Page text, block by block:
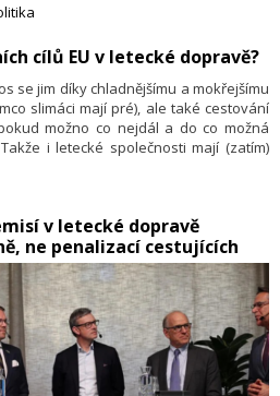
cílů EU v letecké dopravě?
se jim díky chladnějšímu a mokřejšímu
slimáci mají pré), ale také cestování
možno co nejdál a do co možná
i letecké společnosti mají (zatím)
v letecké dopravě
ne penalizací cestujících